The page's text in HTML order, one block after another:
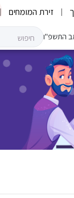
זירת המומחים
התשפ"ו